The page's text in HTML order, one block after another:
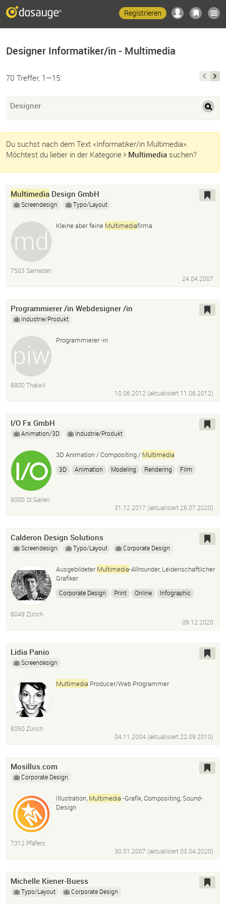
Registrieren
Designer Informatiker/in - Multimedia
70 Treffer, 1—15:
Designer
Du suchst nach dem Text «Informatiker/in Multimedia».
Möchtest du lieber in der Kategorie
Multimedia suchen?
Multimedia Design GmbH
Screendesign Typo/Layout
Kleine aber feine Multimediafirma
7503 Samedan
24.04.2007
Programmierer /in Webdesigner /in
Industrie/Produkt
Programmierer -in
8800 Thalwil
10.06.2012 (aktualisiert 11.06.2012)
I/O Fx GmbH
Animation/3D Industrie/Produkt
3D Animation / Compositing / Multimedia
3D Animation Modeling Rendering
Film
9000 St.Gallen
31.12.2017 (aktualisiert26.07.2020)
Calderon Design Solutions
Screendesign Typo/Layout Corporate Design
AusgebildeterMultimedia-Allrounder, Leidenschaftlicher
Grafiker
Corporate Design Print Online
Infographic
8049 Zürich
09.12.2020
Lidia Panio
Screendesign
Multimedia Producer/Web Programmer
8050 Zürich
04.11.2004 (aktualisiert22.09.2010)
Mosillus.com
Corporate Design
Illustration, Multimedia -Grafik, Compositing, Sound-
Design
7312 Pfäfers
30.01.2007 (aktualisiert03.04.2020)
Michelle Kiener-Buess
Typo/Layout Corporate Design